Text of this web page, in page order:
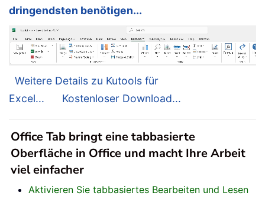
dringendsten benötigen...
Weitere Details zu Kutools für
Excel...
Kostenloser Download...
Office Tab bringt eine tabbasierte
Oberfläche in Office und macht Ihre Arbeit
viel einfacher
Aktivieren Sie tabbasiertes Bearbeiten und Lesen